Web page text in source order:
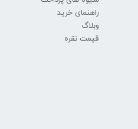
راهنمای خرید
وبلاگ
قیمت نقره